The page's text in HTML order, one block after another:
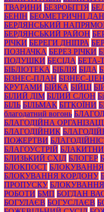
ТВАРИНИ БЕЗРОБІТТЯ
БЕНІН БЕОМЕТРИЧНІ
БЕРДЯНСЬКИЙ
БЕРДЯНСЬКИЙ РАЙОН
РІЧКИ БЕРЕГИ ДНІПРА
ПОЗНАЧКА БЕРЕЗ РІЧКИ
ПОДУШКИ БЕСІДА БЕТА-
БІБЛІОТЕКА БІБЛІЯ БІДА
БІЗНЕС-ПЛАН БІЗНЕС-
КРУТАМИ БІЙКА БІЙЦІ
БІЛИЙ ДІМ БІЛИЙ СЛОН
БІЛЬ БІЛЬМАК БІТКОЇНИ
благодатний вогонь
БЛАГОДІЙНА
БЛАГОДІЙНИК
ПОЖЕРТВИ
БЛАГОУСТРІЙ
БЛИЗЬКИЙ СХІД БЛОГЕР
БЛОКПОСТ БЛОКУВАННЯ
БЛОКУВАННЯ КОРДОНУ
ПРОПУСКУ
РОБОТИ БМП БОГДАН
БОГУЛАЄВ БОГУСЛАЄВ